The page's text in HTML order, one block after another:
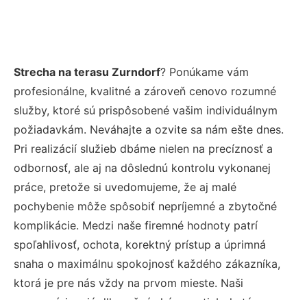
Strecha na terasu Zurndorf? Ponúkame vám
profesionálne, kvalitné a zároveň cenovo rozumné
služby, ktoré sú prispôsobené vašim individuálnym
požiadavkám. Neváhajte a ozvite sa nám ešte dnes.
Pri realizácií služieb dbáme nielen na precíznosť a
odbornosť, ale aj na dôslednú kontrolu vykonanej
práce, pretože si uvedomujeme, že aj malé
pochybenie môže spôsobiť nepríjemné a zbytočné
komplikácie. Medzi naše firemné hodnoty patrí
spoľahlivosť, ochota, korektný prístup a úprimná
snaha o maximálnu spokojnosť každého zákazníka,
ktorá je pre nás vždy na prvom mieste. Naši